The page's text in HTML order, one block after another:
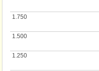
1.250
1.250
1.500
1.500
1.750
1.750